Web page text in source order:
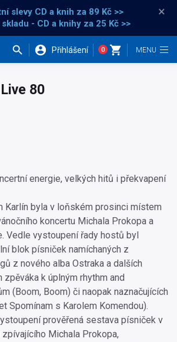
slevy CD a knih za 89 Kč >>
- CD a knihy za 25 Kč >>
×
Přihlášení 0
Live 80
energie, velkých hitů i překvapení
Karlín byla v loňském prosinci místem
koncertu Michala Prokopa a
Vedle vystoupení řady hostů byl
blok písniček namíchaných z
z nového alba Ostraka a dalších
zpěváka k úplným rhythm and
(Boom, Boom) či naopak naznačujících
Spomínam s Karolem Komendou).
prověřená sestava písniček v
Michala Prokopa,